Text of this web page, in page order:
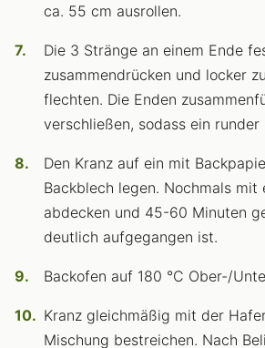
ca. 55 cm ausrollen.
Die 3 Stränge an einem Ende
zusammendrücken und locker
flechten. Die Enden
verschließen, sodass ein runder
Den Kranz auf ein mit
Backblech legen. Nochmals mit
abdecken und 45-60 Minuten
deutlich aufgegangen ist.
Backofen auf 180 °C Ober-/
Kranz gleichmäßig mit der
Mischung bestreichen. Nach